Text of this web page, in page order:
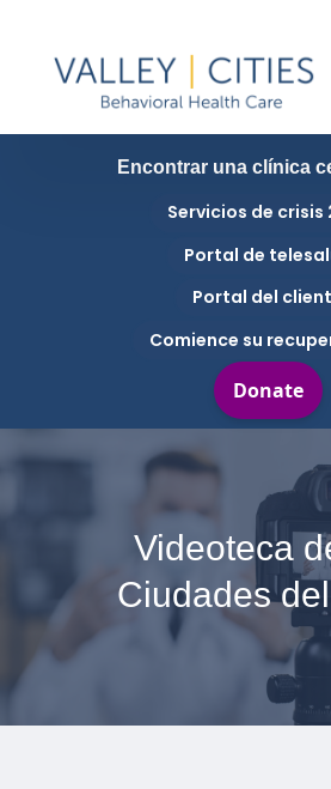
Encontrar una clínica
Servicios de crisis
Portal de
Portal del
Comience su
Videoteca
Ciudades